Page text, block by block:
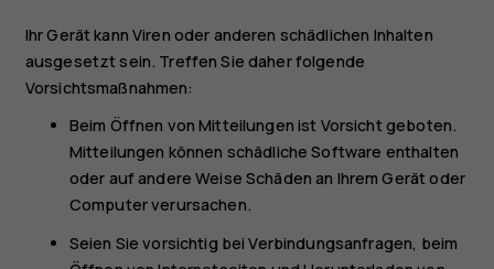
Ihr Gerät kann Viren oder anderen schädlichen Inhalten
ausgesetzt sein. Treffen Sie daher folgende
Vorsichtsmaßnahmen:
Beim Öffnen von Mitteilungen ist Vorsicht geboten.
Mitteilungen können schädliche Software enthalten
oder auf andere Weise Schäden an Ihrem Gerät oder
Computer verursachen.
Seien Sie vorsichtig bei Verbindungsanfragen, beim